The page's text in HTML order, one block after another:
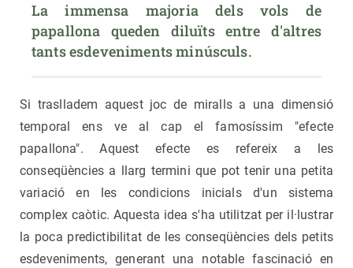
La immensa majoria dels vols de
papallona queden diluïts entre d'altres
tants esdeveniments minúsculs.
Si traslladem aquest joc de miralls a una dimensió
temporal ens ve al cap el famosíssim "efecte
papallona". Aquest efecte es refereix a les
conseqüències a llarg termini que pot tenir una petita
variació en les condicions inicials d'un sistema
complex caòtic. Aquesta idea s'ha utilitzat per il·lustrar
la poca predictibilitat de les conseqüències dels petits
esdeveniments, generant una notable fascinació en